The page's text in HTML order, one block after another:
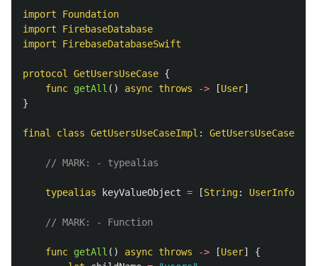
import
Foundation
import
FirebaseDatabase
import
FirebaseDatabaseSwift
protocol GetUsersUseCase {
func getAll () async throws -> [User]
}
final class GetUsersUseCaseImpl : GetUsersUseCase
// MARK: - typealias
typealias keyValueObject = [String:
// MARK: - Function
func getAll () async throws -> [User]
{